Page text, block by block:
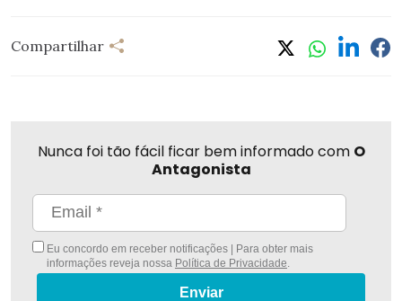
Compartilhar
Nunca foi tão fácil ficar bem informado com O
Antagonista
Eu concordo em receber notificações | Para obter mais
informações reveja nossa Política de Privacidade
Enviar